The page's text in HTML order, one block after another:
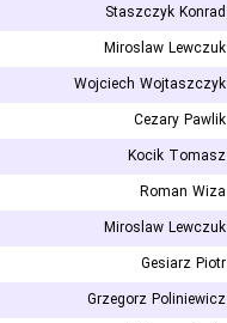
Staszczyk Konrad
Miroslaw Lewczuk
Wojciech Wojtaszczyk
Cezary Pawlik
Kocik Tomasz
Roman Wiza
Miroslaw Lewczuk
Gesiarz Piotr
Grzegorz Poliniewicz